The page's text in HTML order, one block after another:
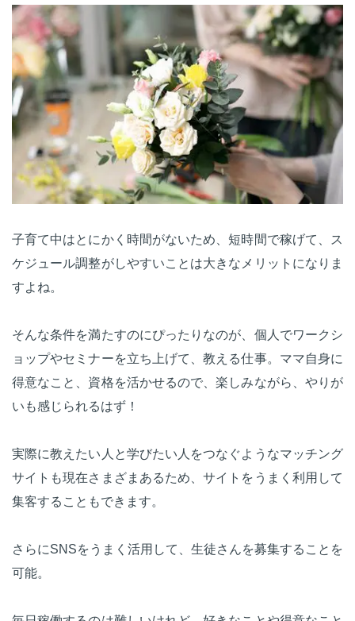
子育て中はとにかく時間がないため、短時間で稼げて、ス
ケジュール調整がしやすいことは大きなメリットになりま
すよね。
そんな条件を満たすのにぴったりなのが、個人でワークシ
ョップやセミナーを立ち上げて、教える仕事。ママ自身に
得意なこと、資格を活かせるので、楽しみながら、やりが
いも感じられるはず！
実際に教えたい人と学びたい人をつなぐようなマッチング
サイトも現在さまざまあるため、サイトをうまく利用して
集客することもできます。
さらにSNSをうまく活用して、生徒さんを募集することを
可能。